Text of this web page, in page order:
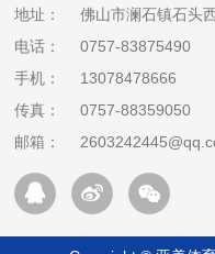
地址：
佛山市澜石镇石头
电话：
0757-83875490
手机：
13078478666
传真：
0757-88359050
邮箱：